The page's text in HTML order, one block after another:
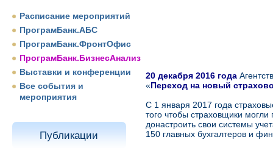
Расписание мероприятий
ПрограмБанк.АБС
ПрограмБанк.ФронтОфис
ПрограмБанк.БизнесАнализ
Выставки и конференции
Все события и
мероприятия
Публикации
20 декабря 2016 года
«Переход на новый
С 1 января 2017 года
того чтобы страховщики могли
донастроить свои системы
150 главных бухгалтеров и